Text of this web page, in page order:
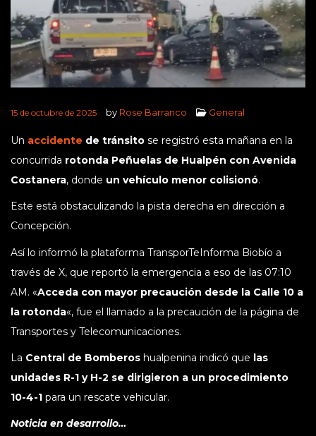
15 de octubre de 2025 by Rose Barranco General
Un accidente de tránsito se registró esta mañana en la
concurrida rotonda Peñuelas de Hualpén con Avenida
Costanera, donde un vehículo menor colisionó.
Este está obstaculizando la pista derecha en dirección a
Concepción.
Así lo informó la plataforma TransporTeInforma Biobío a
través de X, que reportó la emergencia a eso de las 07:10
AM. «Acceda con mayor precaución desde la Calle 10 a
la rotonda«, fue el llamado a la precaución de la página de
Transportes y Telecomunicaciones.
La Central de Bomberos hualpenina indicó que las
unidades R-1 y H-2 se dirigieron a un procedimiento
10-4-1 para un rescate vehicular.
Noticia en desarrollo…